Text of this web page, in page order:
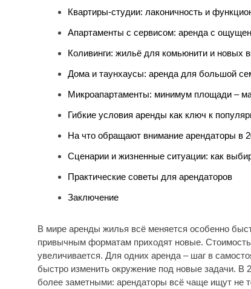
Квартиры-студии: лаконичность и
Апартаменты с сервисом: аренда с
Коливинги: жильё для комьюнити и новых
Дома и таунхаусы: аренда для большой
Микроапартаменты: минимум площади –
Гибкие условия аренды как ключ к
На что обращают внимание арендаторы в
Сценарии и жизненные ситуации: как
Практические советы для арендаторов
Заключение
В мире аренды жилья всё меняется особенно
привычным форматам приходят новые. Стоимость
увеличивается. Для одних аренда – шаг в
быстро изменить окружение под новые задачи.
более заметными: арендаторы всё чаще ищут не